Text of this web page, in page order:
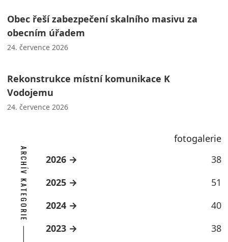
Obec řeší zabezpečení skalního masivu za
obecním úřadem
24. července 2026
Rekonstrukce místní komunikace K
Vodojemu
24. července 2026
fotogalerie
ARCHÍV KATEGORIE 2026
38
2025
51
2024
40
2023
38